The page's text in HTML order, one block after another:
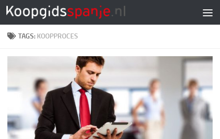
Doorgaan naar inhoud
TAGS: KOOPPROCES